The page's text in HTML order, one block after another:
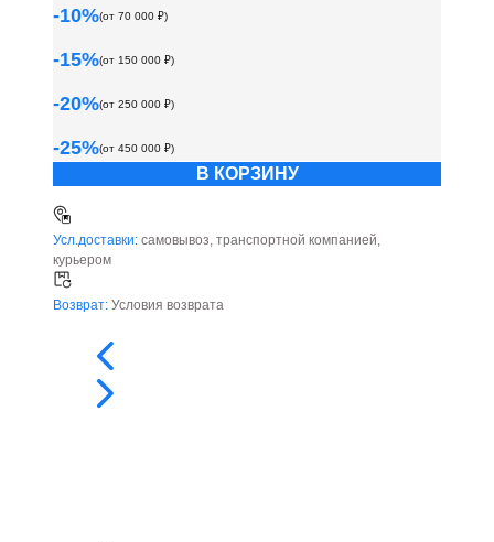
-10%(от 70 000 ₽)
-15%(от 150 000 ₽)
-20%(от 250 000 ₽)
-25%(от 450 000 ₽)
В КОРЗИНУ
Усл.доставки: самовывоз, транспортной компанией,
курьером
Возврат: Условия возврата